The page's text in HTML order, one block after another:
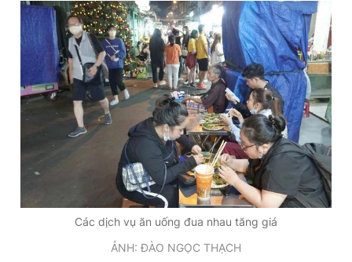
Các dịch vụ ăn uống đua nhau tăng giá
ẢNH: ĐÀO NGỌC THẠCH